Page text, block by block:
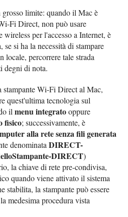
limite: quando il Mac è
Fi Direct, non può usare
wireless per l'accesso a Internet, è
si ha la necessità di stampare
locale, percorrere tale strada
degni di nota.
stampante Wi-Fi Direct al Mac,
quest'ultima tecnologia sul
ilmenu integratooppure
fisico; successivamente, è
alla rete senza fili generata
denominataDIRECT-
DIRECT)
la chiave di rete pre-condivisa,
quando viene attivato il sistema
la stampante può essere
medesima procedura vista